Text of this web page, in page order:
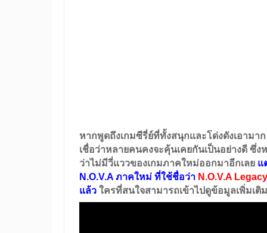
หากพูดถึงเกมซีรี่ย์ที่ทั้งสนุกและโด่งดังเอามาก
เชื่อว่าหลายคนคงจะคุ้นเคยกันเป็นอย่างดี ซึ่ง
ว่าไม่มีวี่แววของเกมภาคใหม่ออกมาอีกเลย แ
N.O.V.A ภาคใหม่ ที่ใช้ชื่อว่า N.O.V.A Legacy
แล้ว ใครที่สนใจสามารถเข้าไปดูข้อมูลเพิ่มเติ